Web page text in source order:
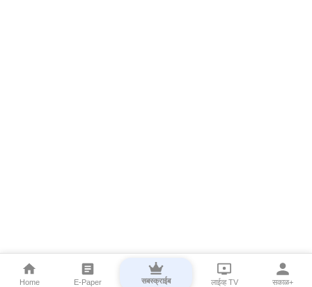
Home E-Paper सबस्क्राईब लाईव्ह TV सकाळ+